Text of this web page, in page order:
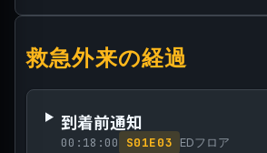
救急外来の経過
到着前通知
00:18:00 S01E03
EDフロア